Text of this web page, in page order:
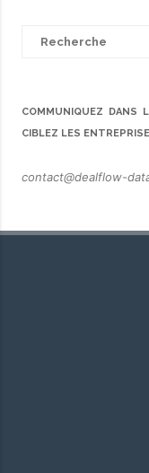
COMMUNIQUEZ DANS
CIBLEZ LES
contact@dealflow-